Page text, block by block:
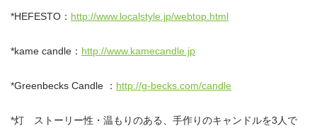
*HEFESTO： http://www.localstyle.jp/webtop.html
*kame candle： http://www.kamecandle.jp
*Greenbecks Candle ： http://g-becks.com/candle
*灯 ストーリー性・温もりのある、手作りのキャンドルを3人で